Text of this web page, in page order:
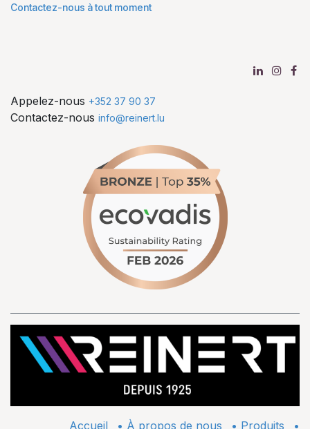
Contactez-nous à tout moment
Appelez-nous +352 37 90 37
Contactez-nous info@reinert.lu
Accueil • À propos de nous • ​Produits •